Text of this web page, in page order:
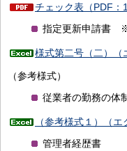
チェック表（PDF：
指定更新申請書
様式第二号（二）（
（参考様式）
従業者の勤務の体
（参考様式１）（エ
管理者経歴書